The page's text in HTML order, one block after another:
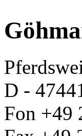
D -
Fon +49